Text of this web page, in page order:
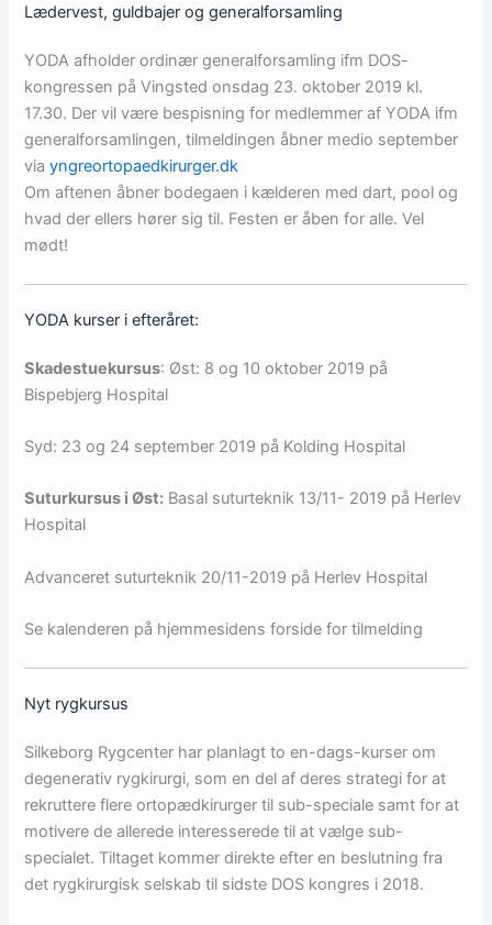
Lædervest, guldbajer og generalforsamling
YODA afholder ordinær generalforsamling ifm DOS-
kongressen på Vingsted onsdag 23. oktober 2019 kl.
17.30. Der vil være bespisning for medlemmer af YODA ifm
generalforsamlingen, tilmeldingen åbner medio september
viayngreortopaedkirurger.dk
Om aftenen åbner bodegaen i kælderen med dart, pool og
hvad der ellers hører sig til. Festen er åben for alle. Vel
mødt!
YODA kurser i efteråret:
Skadestuekursus: Øst: 8 og 10 oktober 2019 på
Bispebjerg Hospital
Syd: 23 og 24 september 2019 på Kolding Hospital
Suturkursus i Øst: Basal suturteknik 13/11- 2019 på Herlev
Hospital
Advanceret suturteknik 20/11-2019 på Herlev Hospital
Se kalenderen på hjemmesidens forside for tilmelding
Nyt rygkursus
Silkeborg Rygcenter har planlagt to en-dags-kurser om
degenerativ rygkirurgi, som en del af deres strategi for at
rekruttere flere ortopædkirurger til sub-speciale samt for at
motivere de allerede interesserede til at vælge sub-
specialet. Tiltaget kommer direkte efter en beslutning fra
det rygkirurgisk selskab til sidste DOS kongres i 2018.